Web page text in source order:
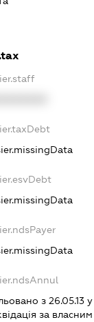
з 26.05.13 у
за власним